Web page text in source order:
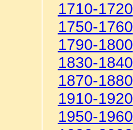
1710-1720
1750-1760
1790-1800
1830-1840
1870-1880
1910-1920
1950-1960